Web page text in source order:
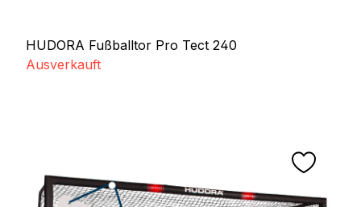
HUDORA Fußballtor Pro Tect 240
Ausverkauft